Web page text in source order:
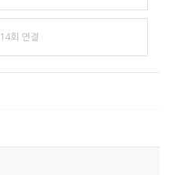
14회 연결